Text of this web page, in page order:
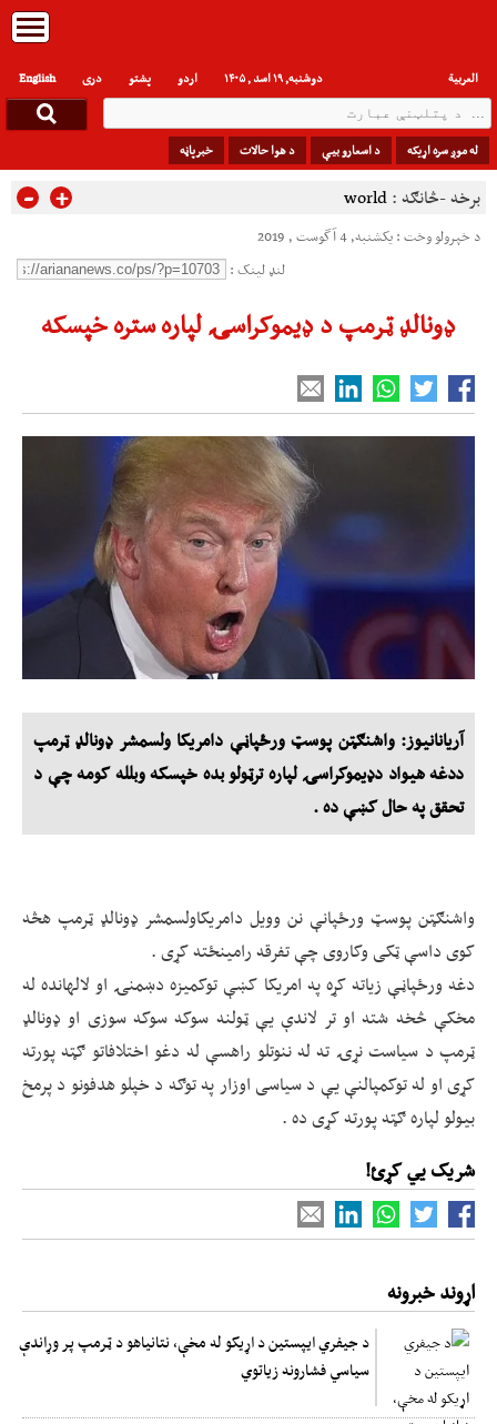
English دری پشتو العربیة اردو دوشنبه, ۱۹ اسد , ۱۴۰۵
له موږ سره اړیکه د اسعارو بیې د هوا حالات خبرپاڼه
برخه -څانګه : world
- +
د خپرولو وخت : یکشنبه, 4 آگوست , 2019
لنډ لینک :
ډونالډ ټرمپ د ډیموکراسۍ لپاره ستره خپسکه
آریانانیوز: واشنګټن پوسټ ورځپاڼې دامریکا ولسمشر ډونالډ ټرمپ
ددغه هیواد دډیموکراسۍ لپاره ترټولو بده خپسکه وبلله کومه چې د
تحقق په حال کښې ده .
واشنګټن پوسټ ورځپانې نن وویل دامریکاولسمشر ډونالډ ټرمپ هڅه
کوی داسې ټکی وکاروی چې تفرقه رامینځته کړی .
دغه ورځپاڼې زیاته کړه په امریکا کښې توکمیزه دښمنۍ او لالهانده له
مخکې څخه شته او تر لاندې یې ټولنه سوکه سوکه سوزی او ډونالډ
ټرمپ د سیاست نړۍ ته له ننوتلو راهسې له دغو اختلافاتو ګټه پورته
کړی او له توکمپالنې یې د سیاسی اوزار په توګه د خپلو هدفونو د پرمخ
بیولو لپاره ګټه پورته کړی ده .
شریک یي کړئ!
اړوند خبرونه
د جیفري ایپستین د اړیکو له مخې، نتانیاهو د ټرمپ پر وړاندې
سیاسي فشارونه زیاتوي